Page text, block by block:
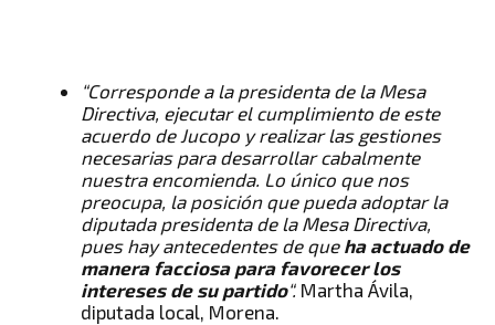
“Corresponde a la presidenta de la Mesa
Directiva, ejecutar el cumplimiento de este
acuerdo de Jucopo y realizar las gestiones
necesarias para desarrollar cabalmente
nuestra encomienda. Lo único que nos
preocupa, la posición que pueda adoptar la
diputada presidenta de la Mesa Directiva,
pues hay antecedentes de queha actuado de
manera facciosa para favorecer los
intereses de su partido“. Martha Ávila,
diputada local, Morena.